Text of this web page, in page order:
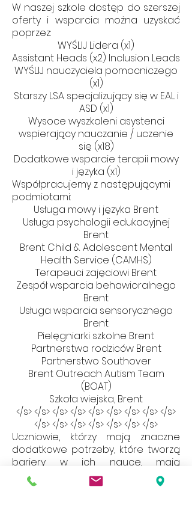
W naszej szkole dostęp do szerszej
oferty i wsparcia można uzyskać
poprzez:
WYŚLIJ Lidera (x1)
Assistant Heads (x2) Inclusion Leads
WYŚLIJ nauczyciela pomocniczego
(x1)
Starszy LSA specjalizujący się w EAL i
ASD (x1)
Wysoce wyszkoleni asystenci
wspierający nauczanie / uczenie
się (x18)
Dodatkowe wsparcie terapii mowy
i języka (x1)
Współpracujemy z następującymi
podmiotami:
Usługa mowy i języka Brent
Usługa psychologii edukacyjnej
Brent
Brent Child & Adolescent Mental
Health Service (CAMHS)
Terapeuci zajęciowi Brent
Zespół wsparcia behawioralnego
Brent
Usługa wsparcia sensorycznego
Brent
Pielęgniarki szkolne Brent
Partnerstwa rodziców Brent
Partnerstwo Southover
Brent Outreach Autism Team
(BOAT)
Szkoła wiejska, Brent
</s> </s> </s> </s> </s> </s> </s> </s> </s>
</s> </s> </s> </s> </s> </s> </s>
Uczniowie, którzy mają znaczne
dodatkowe potrzeby, które tworzą
bariery w ich nauce, mają
Indywidualny Plan Edukacji (IEP). Jest
to weryfikowane okresowo i